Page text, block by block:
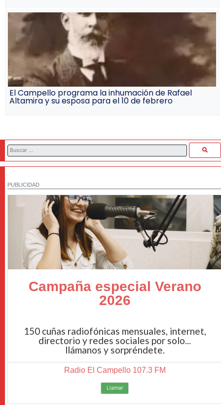
El Campello programa la inhumación de Rafael
Altamira y su esposa para el 10 de febrero
PUBLICIDAD
Campaña especial Verano
2026
150 cuñas radiofónicas mensuales, internet,
directorio y redes sociales por solo...
llámanos y sorpréndete.
Radio El Campello 107.3 FM
Llamar